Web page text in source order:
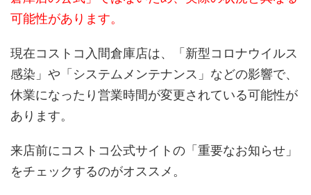
可能性があります。
現在コストコ入間倉庫店は、「新型コロナウイルス
感染」や「システムメンテナンス」などの影響で、
休業になったり営業時間が変更されている可能性が
あります。
来店前にコストコ公式サイトの「重要なお知らせ」
をチェックするのがオススメ。